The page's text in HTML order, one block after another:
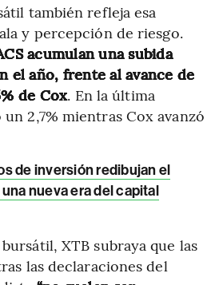
también refleja esa
y percepción de riesgo.
acumulan una subida
el año, frente al avance de
de Cox. En la última
un 2,7% mientras Cox avanzó
de inversión redibujan el
nueva era del capital
XTB subraya que las
las declaraciones del